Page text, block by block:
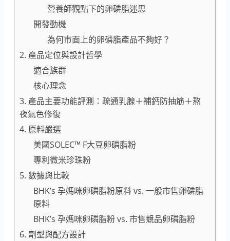
營養師觀點下的卵磷脂迷思
開發動機
為何市面上的卵磷脂產品不夠好？
2. 產品定位與設計哲學
適合族群
核心理念
3. 產品主要功能評測：疏通乳腺＋補鈣防抽筋＋熬
夜氣色修復
4. 原料嚴選
美國SOLEC™ F大豆卵磷脂粉
專利微米珍珠粉
5. 數據與比較
BHK’s 孕媽咪卵磷脂粉原料 vs. 一般市售卵磷脂
原料
BHK’s 孕媽咪卵磷脂粉 vs. 市售競品卵磷脂粉
6. 劑型與配方設計